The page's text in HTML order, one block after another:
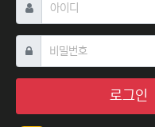
비밀번호필수
로그인